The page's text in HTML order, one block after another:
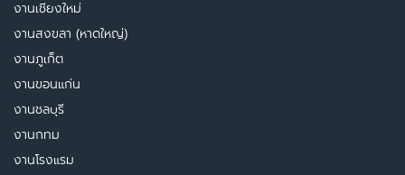
งานเชียงใหม่
งานสงขลา (หาดใหญ่)
งานภูเก็ต
งานขอนแก่น
งานชลบุรี
งานกทม
งานโรงแรม